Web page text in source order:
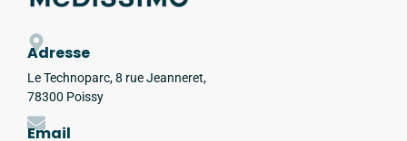
Adresse
Le Technoparc, 8 rue Jeanneret,
78300 Poissy
Email